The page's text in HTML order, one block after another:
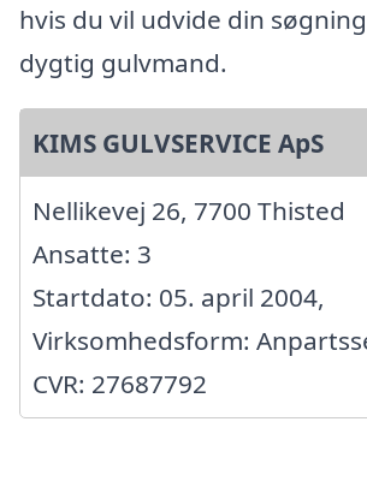
hvis du vil udvide din
dygtig gulvmand.
KIMS GULVSERVICE ApS
Nellikevej 26, 7700 Thisted
Ansatte: 3
Startdato: 05. april 2004,
Virksomhedsform:
CVR: 27687792